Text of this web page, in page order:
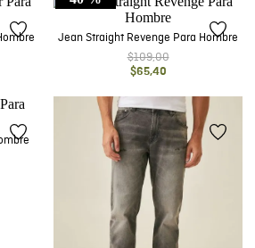
Jean Straight Revenge Para Hombre
$109,00
$65,40